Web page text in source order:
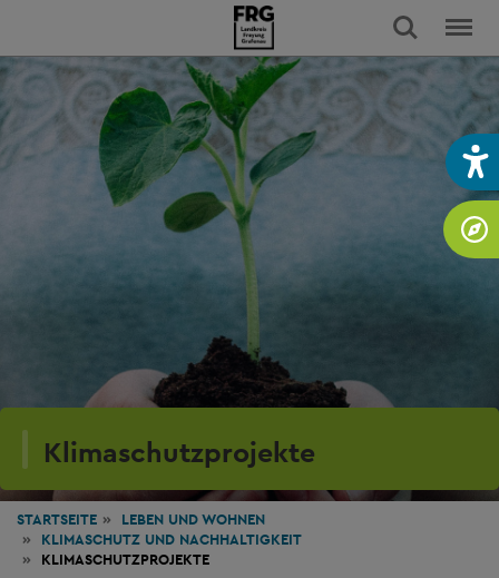
Klimaschutzprojekte
STARTSEITE LEBEN UND WOHNEN
KLIMASCHUTZ UND NACHHALTIGKEIT
KLIMASCHUTZPROJEKTE